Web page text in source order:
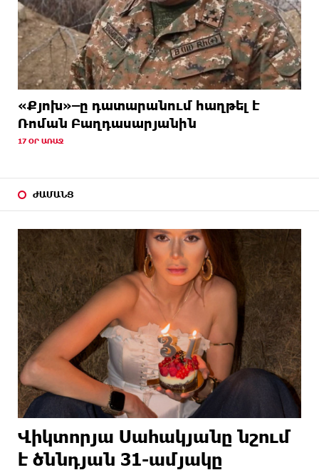
«Քյոխ»–ը դատարանում հաղթել է
Ռոման Բաղդասարյանին
17 ՕՐ ԱՌԱՋ
ԺԱՄԱՆՑ
Վիկտորյա Սահակյանը նշում
է ծննդյան 31-ամյակը